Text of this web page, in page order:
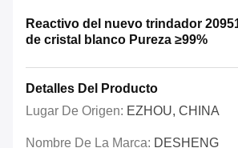
Reactivo del nuevo trindador
de cristal blanco Pureza ≥99%
Detalles Del Producto
Lugar De Origen: EZHOU, CHINA
Nombre De La Marca: DESHENG